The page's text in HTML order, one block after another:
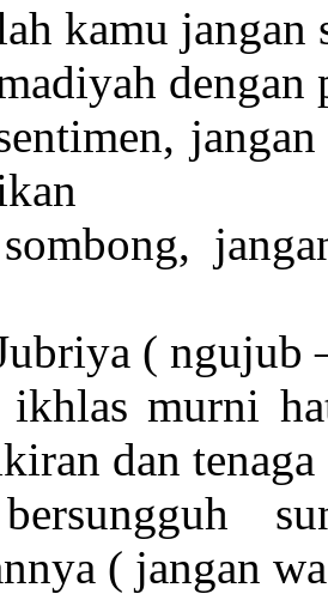
kamu jangan
dengan
(
ikhlas murni
dan tenaga
( jangan